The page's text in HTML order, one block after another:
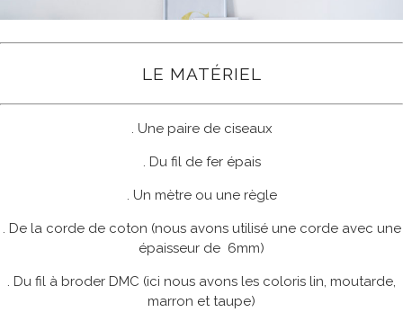
LE MATÉRIEL
. Une paire de ciseaux
. Du fil de fer épais
. Un mètre ou une règle
. De la corde de coton (nous avons utilisé une corde avec une
épaisseur de 6mm)
. Du fil à broder DMC (ici nous avons les coloris lin, moutarde,
marron et taupe)